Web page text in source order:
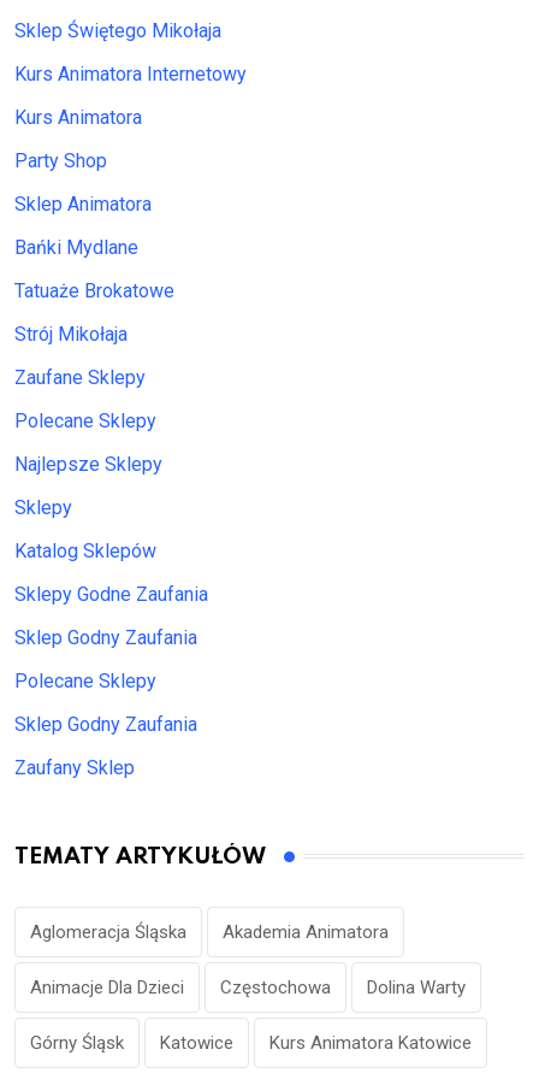
Sklep Świętego Mikołaja
Kurs Animatora Internetowy
Kurs Animatora
Party Shop
Sklep Animatora
Bańki Mydlane
Tatuaże Brokatowe
Strój Mikołaja
Zaufane Sklepy
Polecane Sklepy
Najlepsze Sklepy
Sklepy
Katalog Sklepów
Sklepy Godne Zaufania
Sklep Godny Zaufania
Polecane Sklepy
Sklep Godny Zaufania
Zaufany Sklep
TEMATY ARTYKUŁÓW
Aglomeracja Śląska Akademia Animatora
Animacje Dla Dzieci Częstochowa Dolina Warty
Górny Śląsk Katowice Kurs Animatora Katowice